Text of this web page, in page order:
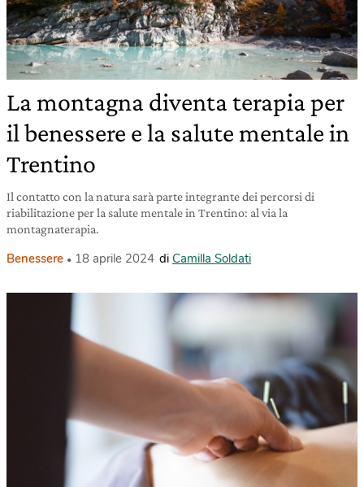
La montagna diventa terapia per
il benessere e la salute mentale in
Trentino
Il contatto con la natura sarà parte integrante dei percorsi di
riabilitazione per la salute mentale in Trentino: al via la
montagnaterapia.
Benessere 18 aprile 2024 di Camilla Soldati